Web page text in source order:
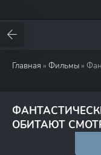
Главная » Фильмы »
ОБИТАЮТ